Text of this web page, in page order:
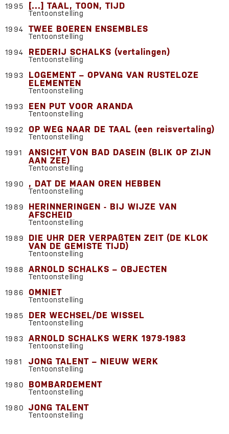
1995
[...] TAAL, TOON, TIJD
Tentoonstelling
1994
TWEE BOEREN ENSEMBLES
Tentoonstelling
1994
REDERIJ SCHALKS (vertalingen)
Tentoonstelling
1993
LOGEMENT – OPVANG VAN RUSTELOZE
ELEMENTEN
Tentoonstelling
1993
EEN PUT VOOR ARANDA
Tentoonstelling
1992
OP WEG NAAR DE TAAL (een reisvertaling)
Tentoonstelling
1991
ANSICHT VON BAD DASEIN (BLIK OP ZIJN
AAN ZEE)
Tentoonstelling
1990
, DAT DE MAAN OREN HEBBEN
Tentoonstelling
1989
HERINNERINGEN - BIJ WIJZE VAN
AFSCHEID
Tentoonstelling
1989
DIE UHR DER VERPAßTEN ZEIT (DE KLOK
VAN DE GEMISTE TIJD)
Tentoonstelling
1988
ARNOLD SCHALKS – OBJECTEN
Tentoonstelling
1986
OMNIET
Tentoonstelling
1985
DER WECHSEL/DE WISSEL
Tentoonstelling
1983
ARNOLD SCHALKS WERK 1979-1983
Tentoonstelling
1981
JONG TALENT – NIEUW WERK
Tentoonstelling
1980
BOMBARDEMENT
Tentoonstelling
1980
JONG TALENT
Tentoonstelling